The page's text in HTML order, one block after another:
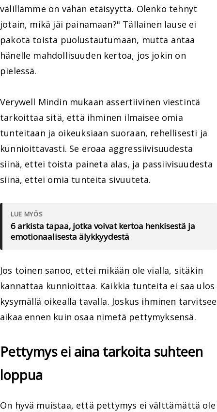
välillämme on vähän etäisyyttä. Olenko tehnyt
jotain, mikä jäi painamaan?" Tällainen lause ei
pakota toista puolustautumaan, mutta antaa
hänelle mahdollisuuden kertoa, jos jokin on
pielessä.
Verywell Mindin mukaan assertiivinen viestintä
tarkoittaa sitä, että ihminen ilmaisee omia
tunteitaan ja oikeuksiaan suoraan, rehellisesti ja
kunnioittavasti. Se eroaa aggressiivisuudesta
siinä, ettei toista paineta alas, ja passiivisuudesta
siinä, ettei omia tunteita sivuuteta.
LUE MYÖS
6 arkista tapaa, jotka voivat kertoa henkisestä ja
emotionaalisesta älykkyydestä
Jos toinen sanoo, ettei mikään ole vialla, sitäkin
kannattaa kunnioittaa. Kaikkia tunteita ei saa ulos
kysymällä oikealla tavalla. Joskus ihminen tarvitsee
aikaa ennen kuin osaa nimetä pettymyksensä.
Pettymys ei aina tarkoita suhteen
loppua
On hyvä muistaa, että pettymys ei välttämättä ole